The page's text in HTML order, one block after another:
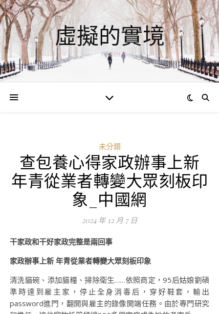
虛擬的實境
未分類
查包養心得家政辦事上新
年青從業者轉變大眾刻板印
象_中國網
2024 年 12 月 7 日
干家政和干好家政完整是兩回事
家政辦事上新 年青從業者轉變大眾刻板印象
清洗貓碗、添加貓糧、掃除衛生……依照商定，95后姑娘劉碩
準時達到雇主家，停止全身消毒后，穿好鞋套，輸出
password進門，翻開與雇主的錄像開端任務。由於專門研究